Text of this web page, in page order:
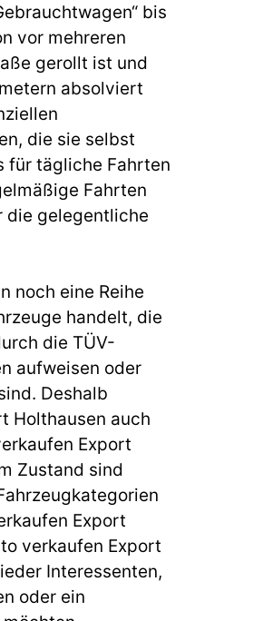
bis
vor mehreren
gerollt ist und
absolviert
die sie selbst
für tägliche Fahrten
Fahrten
die gelegentliche
noch eine Reihe
handelt, die
die TÜV-
aufweisen oder
Deshalb
Holthausen auch
Export
Zustand sind
Export
verkaufen Export
Interessenten,
oder ein